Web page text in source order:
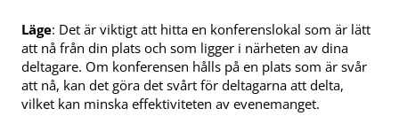
Läge: Det är viktigt att hitta en konferenslokal som är lätt
att nå från din plats och som ligger i närheten av dina
deltagare. Om konferensen hålls på en plats som är svår
att nå, kan det göra det svårt för deltagarna att delta,
vilket kan minska effektiviteten av evenemanget.